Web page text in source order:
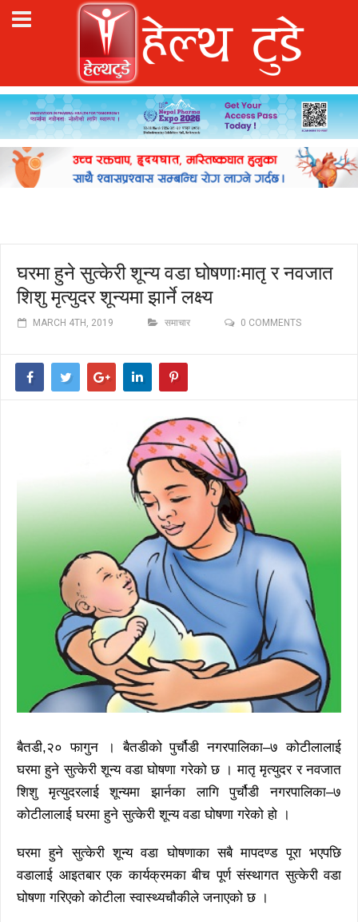
घरमा हुने सुत्केरी शून्य वडा घोषणाःमातृ र नवजात
शिशु मृत्युदर शून्यमा झार्ने लक्ष्य
MARCH 4TH, 2019 समाचार 0 COMMENTS
बैतडी,२० फागुन । बैतडीको पुर्चौडी नगरपालिका–७ कोटीलालाई
घरमा हुने सुत्केरी शून्य वडा घोषणा गरेको छ । मातृ मृत्युदर र नवजात
शिशु मृत्युदरलाई शून्यमा झार्नका लागि पुर्चौडी नगरपालिका–७
कोटीलालाई घरमा हुने सुत्केरी शून्य वडा घोषणा गरेको हो ।
घरमा हुने सुत्केरी शून्य वडा घोषणाका सबै मापदण्ड पूरा भएपछि
वडालाई आइतबार एक कार्यक्रमका बीच पूर्ण संस्थागत सुत्केरी वडा
घोषणा गरिएको कोटीला स्वास्थ्यचौकीले जनाएको छ ।